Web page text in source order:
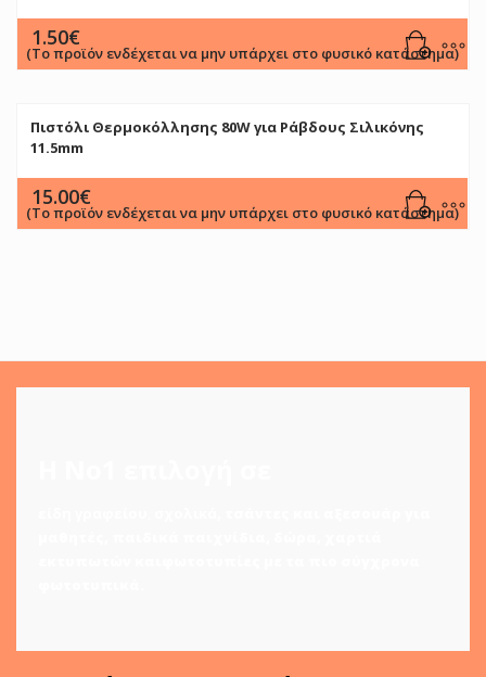
1.50€
(Το προϊόν ενδέχεται να μην υπάρχει στο φυσικό κατάστημα)
Πιστόλι Θερμοκόλλησης 80W για Ράβδους Σιλικόνης
11.5mm
15.00€
(Το προϊόν ενδέχεται να μην υπάρχει στο φυσικό κατάστημα)